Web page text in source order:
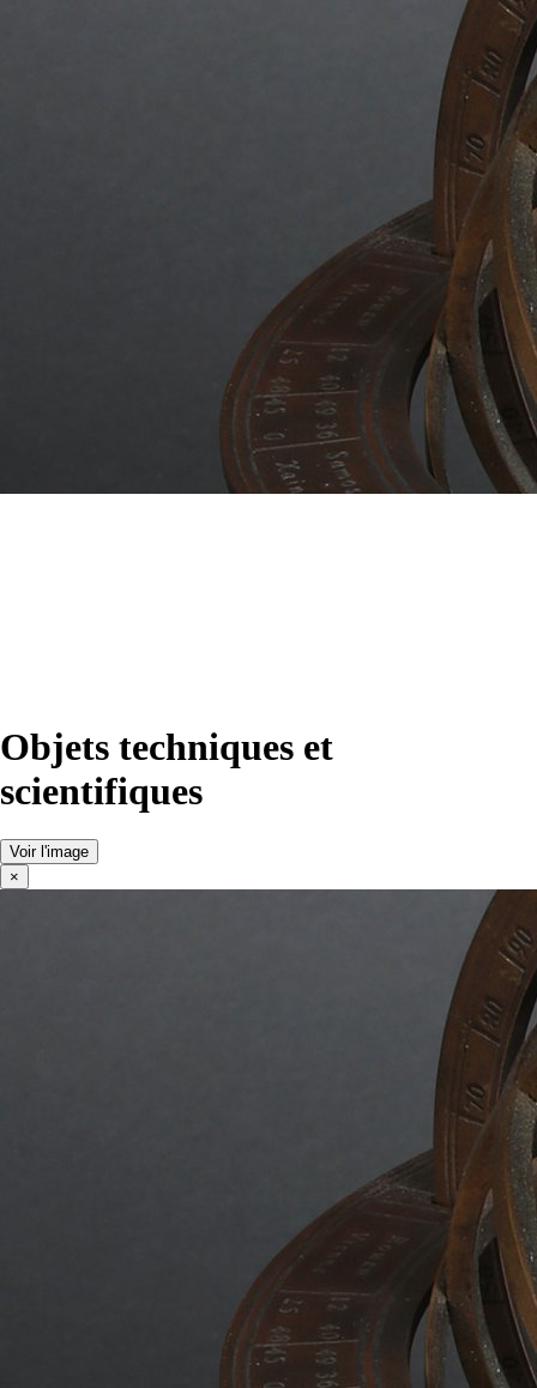
Objets techniques et
scientifiques
Voir l'image
×